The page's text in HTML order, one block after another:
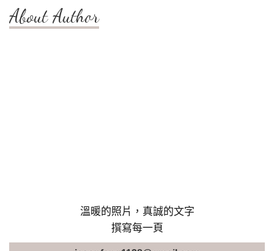
About Author
溫暖的照片，真誠的文字
撰寫每一頁